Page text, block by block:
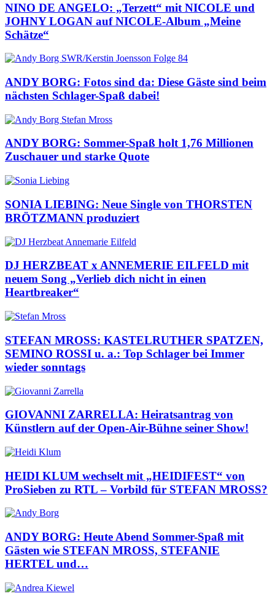
NINO DE ANGELO: „Terzett“ mit NICOLE und
JOHNY LOGAN auf NICOLE-Album „Meine
Schätze“
ANDY BORG: Fotos sind da: Diese Gäste sind beim
nächsten Schlager-Spaß dabei!
ANDY BORG: Sommer-Spaß holt 1,76 Millionen
Zuschauer und starke Quote
SONIA LIEBING: Neue Single von THORSTEN
BRÖTZMANN produziert
DJ HERZBEAT x ANNEMERIE EILFELD mit
neuem Song „Verlieb dich nicht in einen
Heartbreaker“
STEFAN MROSS: KASTELRUTHER SPATZEN,
SEMINO ROSSI u. a.: Top Schlager bei Immer
wieder sonntags
GIOVANNI ZARRELLA: Heiratsantrag von
Künstlern auf der Open-Air-Bühne seiner Show!
HEIDI KLUM wechselt mit „HEIDIFEST“ von
ProSieben zu RTL – Vorbild für STEFAN MROSS?
ANDY BORG: Heute Abend Sommer-Spaß mit
Gästen wie STEFAN MROSS, STEFANIE
HERTEL und…